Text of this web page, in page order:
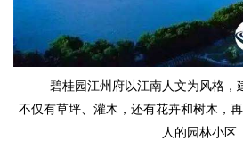
碧桂园江州府以江南人文为风格，
不仅有草坪、灌木，还有花卉和树木，
人的园林小区